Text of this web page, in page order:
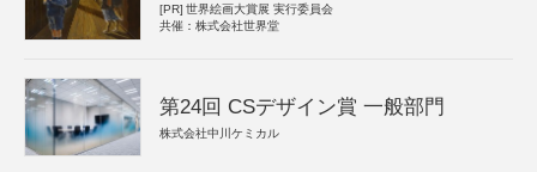
[PR] 世界絵画大賞展 実行委員会
共催：株式会社世界堂
第24回 CSデザイン賞 一般部門
株式会社中川ケミカル